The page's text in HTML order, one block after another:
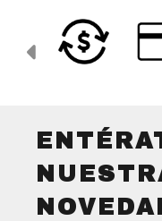
Anterior